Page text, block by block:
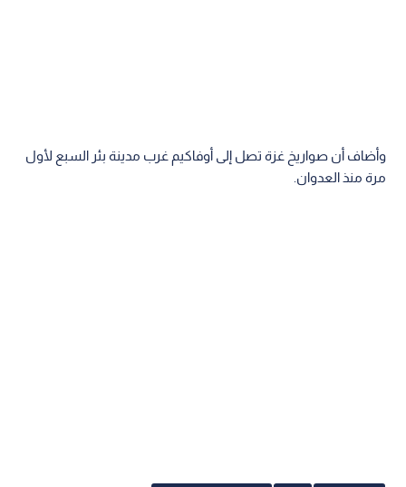
وأضاف أن صواريخ غزة تصل إلى أوفاكيم غرب مدينة بئر السبع لأول
مرة منذ العدوان.